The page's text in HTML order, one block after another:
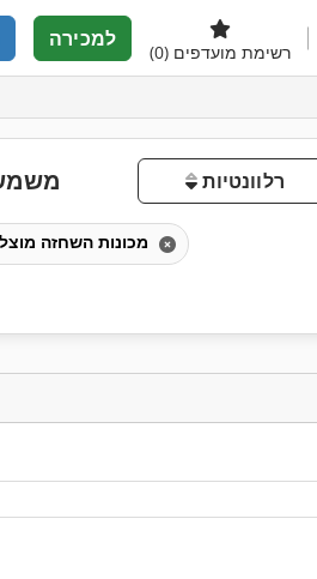
למכירה
רשימת מועדפים (0)
רלוונטיות